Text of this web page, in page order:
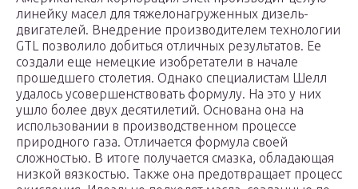
линейку масел для тяжелонагруженных дизель-
двигателей. Внедрение производителем технологии
GTL позволило добиться отличных результатов. Ее
создали еще немецкие изобретатели в начале
прошедшего столетия. Однако специалистам Шелл
удалось усовершенствовать формулу. На это у них
ушло более двух десятилетий. Основана она на
использовании в производственном процессе
природного газа. Отличается формула своей
сложностью. В итоге получается смазка, обладающая
низкой вязкостью. Также она предотвращает процесс